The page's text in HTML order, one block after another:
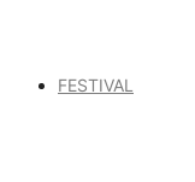
FESTIVAL